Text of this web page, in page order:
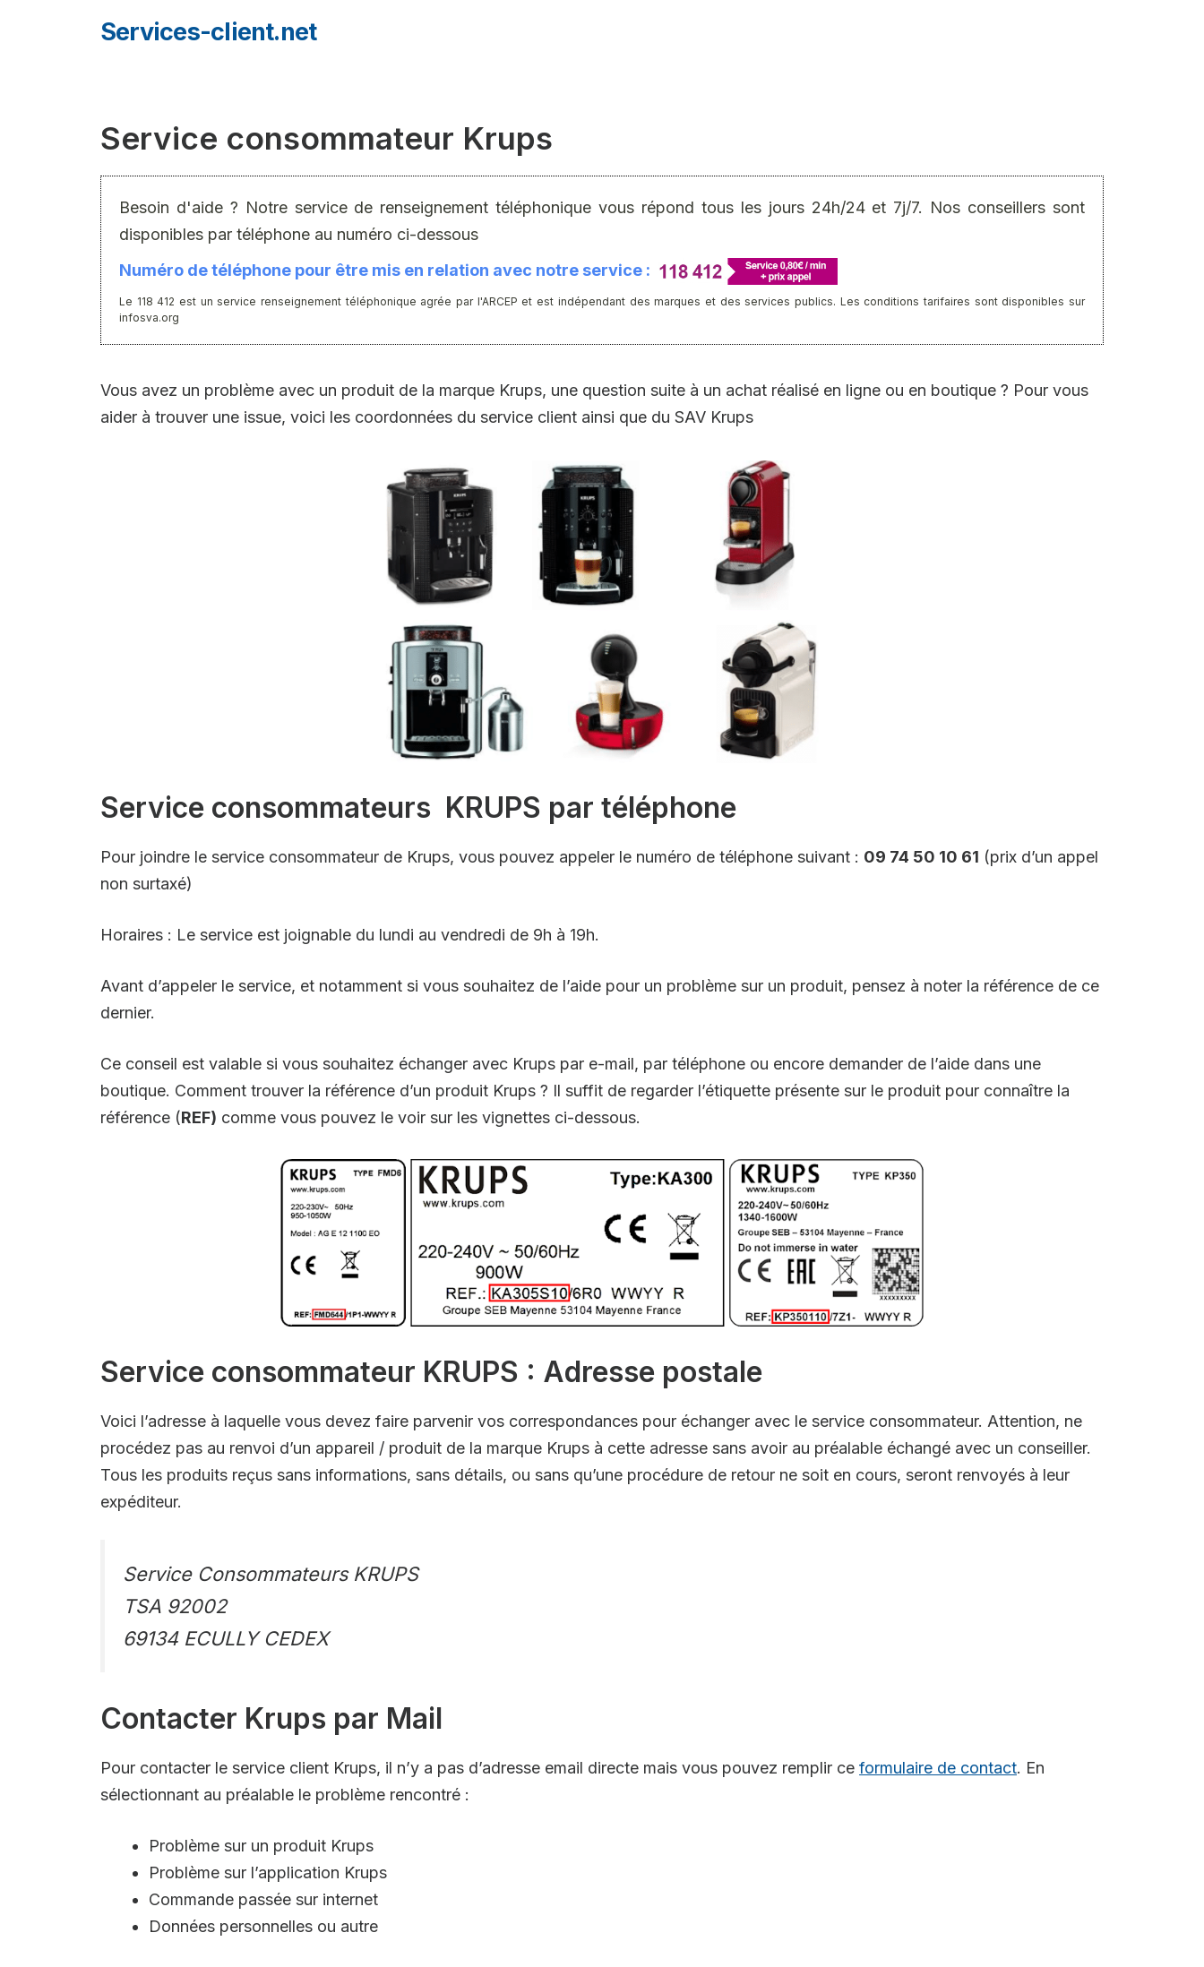
Services-client.net
Service consommateur Krups
Besoin d'aide ? Notre service de renseignement téléphonique vous répond tous les jours 24h/24 et 7j/7. Nos conseillers sont
disponibles par téléphone au numéro ci-dessous
Numéro de téléphone pour être mis en relation avec notre service :
Le 118 412 est un service renseignement téléphonique agrée par l'ARCEP et est indépendant des marques et des services publics. Les conditions tarifaires sont disponibles sur
infosva.org
Vous avez un problème avec un produit de la marque Krups, une question suite à un achat réalisé en ligne ou en boutique ? Pour vous
aider à trouver une issue, voici les coordonnées du service client ainsi que du SAV Krups
Service consommateurs KRUPS par téléphone
Pour joindre le service consommateur de Krups, vous pouvez appeler le numéro de téléphone suivant : 09 74 50 10 61 (prix d’un appel
non surtaxé)
Horaires : Le service est joignable du lundi au vendredi de 9h à 19h.
Avant d’appeler le service, et notamment si vous souhaitez de l’aide pour un problème sur un produit, pensez à noter la référence de ce
dernier.
Ce conseil est valable si vous souhaitez échanger avec Krups par e-mail, par téléphone ou encore demander de l’aide dans une
boutique. Comment trouver la référence d’un produit Krups ? Il suffit de regarder l’étiquette présente sur le produit pour connaître la
référence (REF) comme vous pouvez le voir sur les vignettes ci-dessous.
Service consommateur KRUPS : Adresse postale
Voici l’adresse à laquelle vous devez faire parvenir vos correspondances pour échanger avec le service consommateur. Attention, ne
procédez pas au renvoi d’un appareil / produit de la marque Krups à cette adresse sans avoir au préalable échangé avec un conseiller.
Tous les produits reçus sans informations, sans détails, ou sans qu’une procédure de retour ne soit en cours, seront renvoyés à leur
expéditeur.
Service Consommateurs KRUPS
TSA 92002
69134 ECULLY CEDEX
Contacter Krups par Mail
Pour contacter le service client Krups, il n’y a pas d’adresse email directe mais vous pouvez remplir ce formulaire de contact. En
sélectionnant au préalable le problème rencontré :
Problème sur un produit Krups
Problème sur l’application Krups
Commande passée sur internet
Données personnelles ou autre